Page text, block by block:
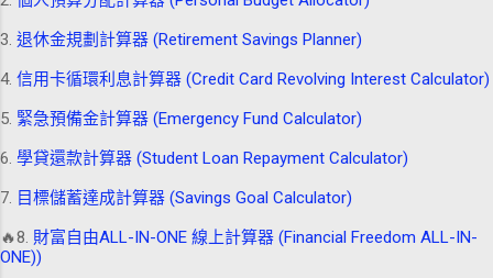
3. 退休金規劃計算器 (Retirement Savings Planner)
4. 信用卡循環利息計算器 (Credit Card Revolving Interest Calculator)
5. 緊急預備金計算器 (Emergency Fund Calculator)
6. 學貸還款計算器 (Student Loan Repayment Calculator)
7. 目標儲蓄達成計算器 (Savings Goal Calculator)
🔥8. 財富自由ALL-IN-ONE 線上計算器 (Financial Freedom ALL-IN-
ONE))